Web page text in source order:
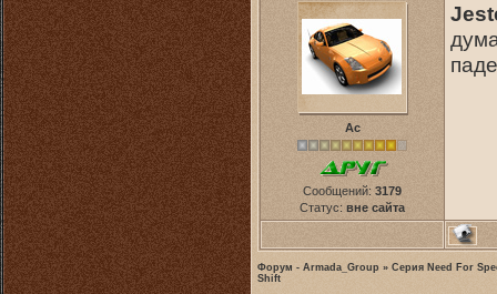
Ас
Сообщений: 3179
Статус: вне сайта
Форум - Armada_Group » Серия Need For
Shift